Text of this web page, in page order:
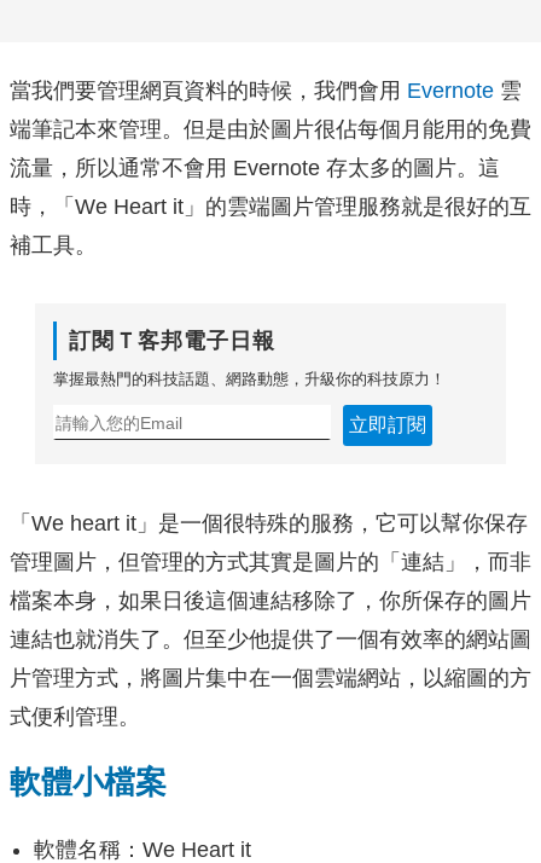
當我們要管理網頁資料的時候，我們會用 Evernote 雲
端筆記本來管理。但是由於圖片很佔每個月能用的免費
流量，所以通常不會用 Evernote 存太多的圖片。這
時，「We Heart it」的雲端圖片管理服務就是很好的互
補工具。
訂閱Ｔ客邦電子日報
掌握最熱門的科技話題、網路動態，升級你的科技原力！
立即訂閱
「We heart it」是一個很特殊的服務，它可以幫你保存
管理圖片，但管理的方式其實是圖片的「連結」，而非
檔案本身，如果日後這個連結移除了，你所保存的圖片
連結也就消失了。但至少他提供了一個有效率的網站圖
片管理方式，將圖片集中在一個雲端網站，以縮圖的方
式便利管理。
軟體小檔案
軟體名稱：We Heart it